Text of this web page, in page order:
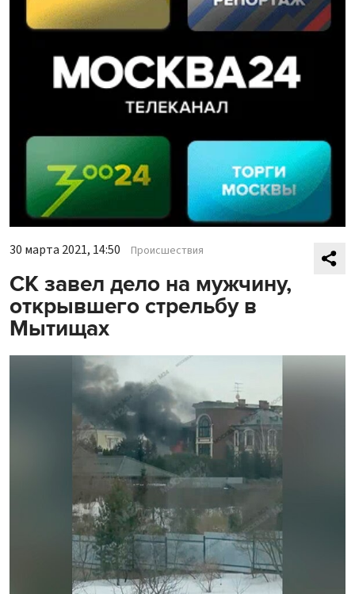
30 марта 2021, 14:50 Происшествия
СК завел дело на мужчину,
открывшего стрельбу в
Мытищах